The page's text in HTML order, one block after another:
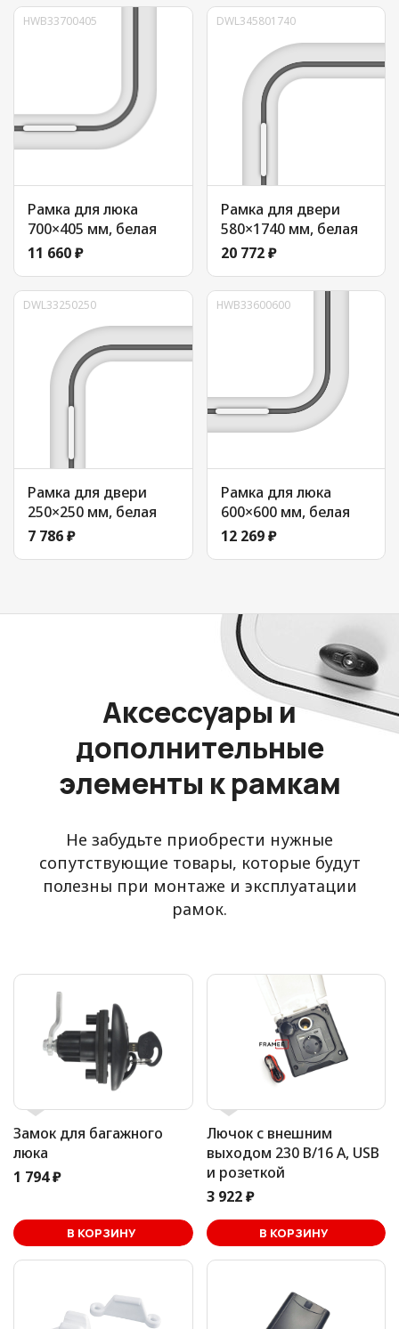
HWB33700405
Рамка для люка
700×405 мм, белая
11 660 ₽
DWL345801740
Рамка для двери
580×1740 мм, белая
20 772 ₽
DWL33250250
Рамка для двери
250×250 мм, белая
7 786 ₽
HWB33600600
Рамка для люка
600×600 мм, белая
12 269 ₽
Аксессуары и
дополнительные
элементы к рамкам
Не забудьте приобрести нужные
сопутствующие товары, которые будут
полезны при монтаже и эксплуатации
рамок.
Замок для багажного
люка
1 794 ₽
В КОРЗИНУ
Лючок с внешним
выходом 230 В/16 А, USB
и розеткой
3 922 ₽
В КОРЗИНУ
В корзине